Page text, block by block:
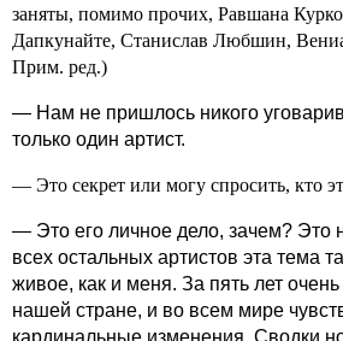
заняты, помимо прочих, Равшана
Дапкунайте, Станислав Любшин,
Прим. ред.)
— Нам не пришлось никого
только один артист.
— Это секрет или могу спросить, кто
— Это его личное дело, зачем?
всех остальных артистов эта тема
живое, как и меня. За пять лет
нашей стране, и во всем мире
кардинальные изменения. Сводки